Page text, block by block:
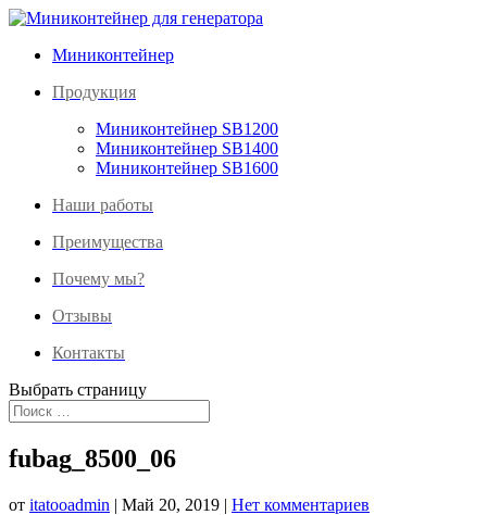
Миниконтейнер
Продукция
Миниконтейнер SB1200
Миниконтейнер SB1400
Миниконтейнер SB1600
Наши работы
Преимущества
Почему мы?
Отзывы
Контакты
Выбрать страницу
fubag_8500_06
от itatooadmin | Май 20, 2019 | Нет комментариев